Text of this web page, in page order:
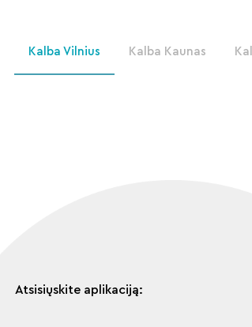
Kalba Vilnius Kalba Kaunas
Atsisiųskite aplikaciją: